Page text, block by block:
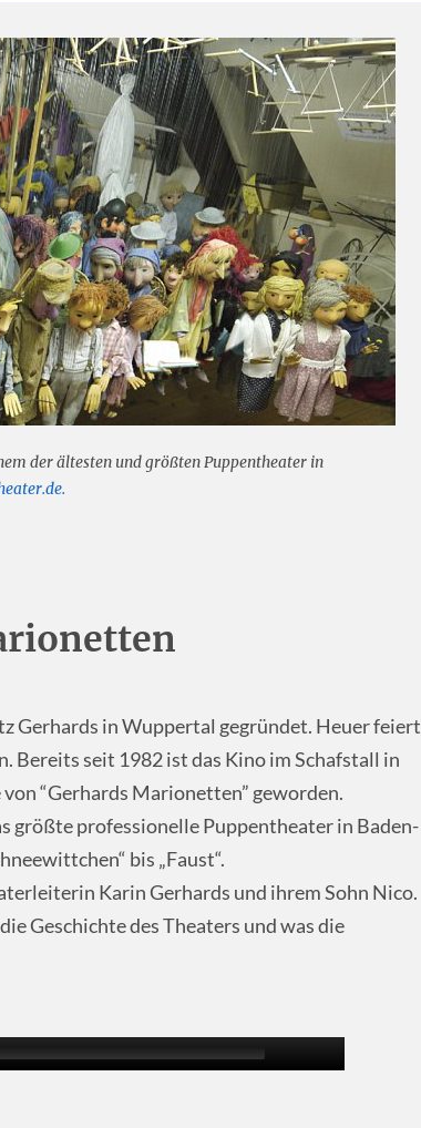
der ältesten und größten Puppentheater in
Gerhards in Wuppertal gegründet. Heuer feiert
Bereits seit 1982 ist das Kino im Schafstall in
“Gerhards Marionetten” geworden.
größte professionelle Puppentheater in Baden-
bis „Faust“.
Karin Gerhards und ihrem Sohn Nico.
Geschichte des Theaters und was die